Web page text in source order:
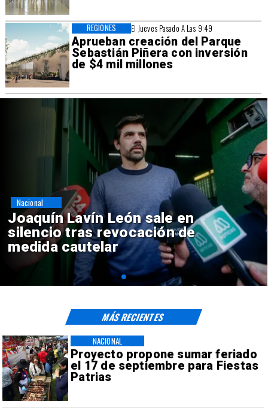
El Jueves Pasado A Las 9:49
Aprueban creación del Parque
Sebastián Piñera con inversión
de $4 mil millones
REGIONES
Chile y Venezuela formalizan
reinicio de relaciones
consulares
Nacional
Proyecto propone sumar feriado
el 17 de septiembre para Fiestas
Patrias
NACIONAL
MÁS RECIENTES